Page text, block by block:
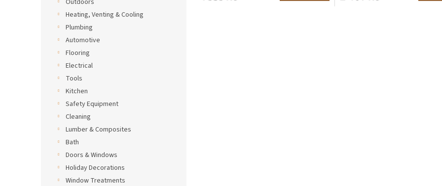
Outdoors
Heating, Venting & Cooling
Plumbing
Automotive
Flooring
Electrical
Tools
Kitchen
Safety Equipment
Cleaning
Lumber & Composites
Bath
Doors & Windows
Holiday Decorations
Window Treatments